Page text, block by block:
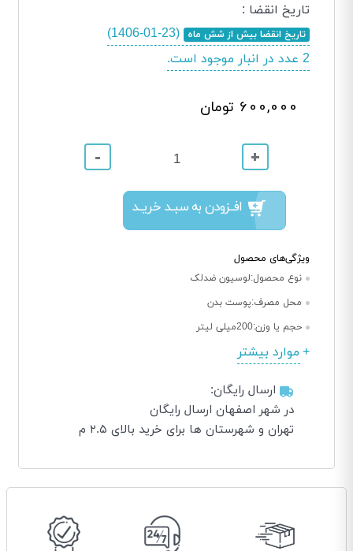
تاریخ انقضا :
تاریخ انقضا بیش از شش ماه (1406-01-23)
2 عدد در انبار موجود است.
600,000 تومان
+
-
افــزودن به سبــد خریــد
ویژگی‌های محصول
نوع محصول:لوسیون ضدلک
محل مصرف:پوست بدن
حجم یا وزن:200میلی لیتر
موارد بیشتر
ارسال رایگان:
در شهر اصفهان ارسال رایگان
تهران و شهرستان ها برای خرید بالای ۲.۵ م